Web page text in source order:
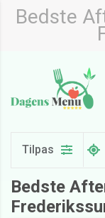
Bedste
Tilpas
Bedste